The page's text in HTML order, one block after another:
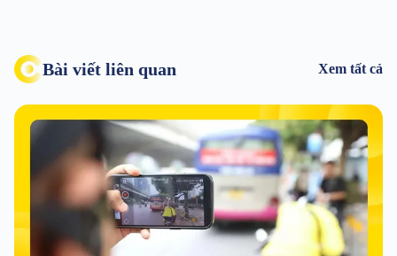
Bài viết liên quan Xem tất cả